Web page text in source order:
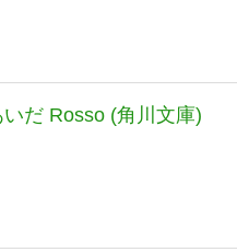
だ Rosso (角川文庫)